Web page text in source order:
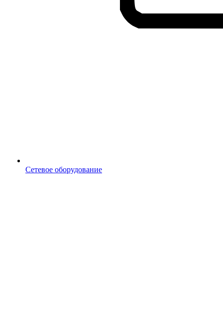
Сетевое оборудование